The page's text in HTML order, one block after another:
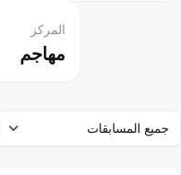
مهاجم
المركز
جميع المسابقات